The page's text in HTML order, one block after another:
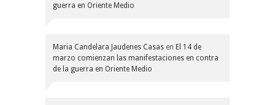
guerra en Oriente Medio
Maria Candelara Jaudenes Casas en El 14 de
marzo comienzan las manifestaciones en contra
de la guerra en Oriente Medio